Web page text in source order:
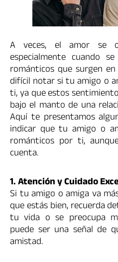
A veces, el amor se
especialmente cuando
románticos que surgen
difícil notar si tu amigo o
ti, ya que estos
bajo el manto de una
Aquí te presentamos
indicar que tu amigo o
románticos por ti,
cuenta.
1. Atención y Cuidado
Si tu amigo o amiga va
que estás bien, recuerda
tu vida o se preocupa
puede ser una señal de
amistad.